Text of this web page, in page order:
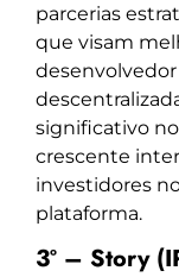
parcerias
que visam
desenvolvedor
significativo
crescente
investidores
plataforma.
3º – Story